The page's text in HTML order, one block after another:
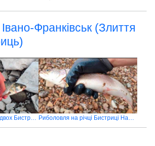
Івано-Франківськ (Злиття
Риболовля на злитті двох Бистриць Риболовля на річці Бистриці Надвірнянській та Солотвинській